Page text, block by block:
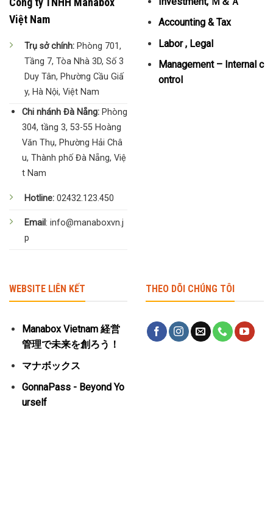
Việt Nam
Trụ sở chính: Phòng 701,
Tầng 7, Tòa Nhà 3D, Số 3
Duy Tân, Phường Cầu Giấ
y, Hà Nội, Việt Nam
Chi nhánh Đà Nẵng:Phòng
304, tầng 3, 53-55 Hoàng
Văn Thụ, Phường Hải Châ
u, Thành phố Đà Nẵng, Việ
t Nam
Hotline: 02432.123.450
Email: info@manaboxvn.j
p
Accounting & Tax
Labor , Legal
Management – Internal c
ontrol
WEBSITE LIÊN KẾT
Manabox Vietnam 経営
管理で未来を創ろう！
マナボックス
GonnaPass - Beyond Yo
urself
THEO DÕI CHÚNG TÔI